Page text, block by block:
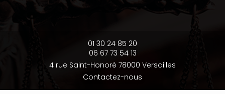
01 30 24 85 20
06 67 73 54 13
4 rue Saint-Honoré 78000 Versailles
Contactez-nous